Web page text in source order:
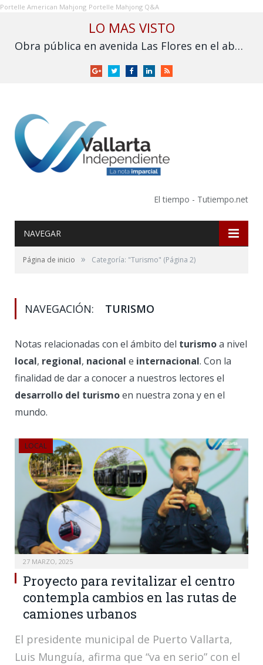
Portelle American Mahjong Portelle Mahjong Q&A
LO MAS VISTO
Obra pública en avenida Las Flores en el abandono
GoogleTwitterFacebookLinkedInRSS
El tiempo - Tutiempo.net
NAVEGAR
Página de inicio » Categoría: "Turismo" (Página 2)
NAVEGACIÓN: TURISMO
Notas relacionadas con el ámbito del turismoa nivel
local, regional, nacional e internacional. Con la
finalidad de dar a conocer a nuestros lectores el
desarrollo del turismoen nuestra zona y en el
mundo.
LOCAL
27 MARZO, 2025
Proyecto para revitalizar el centro
contempla cambios en las rutas de
camiones urbanos
El presidente municipal de Puerto Vallarta,
Luis Munguía, afirma que “va en serio” con el